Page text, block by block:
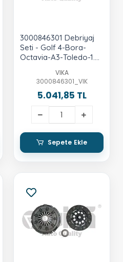
3000846301 Debriyaj
Seti - Golf 4-Bora-
Octavia-A3-Toledo-1.6
VIKA
3000846301_VIK
5.041,85 TL
Sepete Ekle